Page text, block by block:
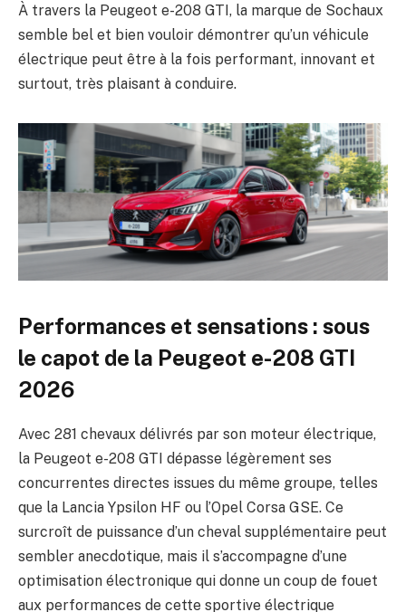
À travers la Peugeot e-208 GTI, la marque de Sochaux
semble bel et bien vouloir démontrer qu’un véhicule
électrique peut être à la fois performant, innovant et
surtout, très plaisant à conduire.
Performances et sensations : sous
le capot de la Peugeot e-208 GTI
2026
Avec 281 chevaux délivrés par son moteur électrique,
la Peugeot e-208 GTI dépasse légèrement ses
concurrentes directes issues du même groupe, telles
que la Lancia Ypsilon HF ou l’Opel Corsa GSE. Ce
surcroît de puissance d’un cheval supplémentaire peut
sembler anecdotique, mais il s’accompagne d’une
optimisation électronique qui donne un coup de fouet
aux performances de cette sportive électrique